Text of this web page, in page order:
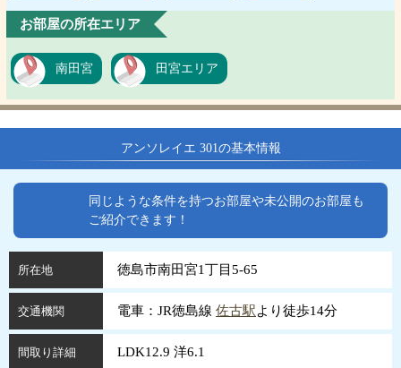
お部屋の所在エリア
南田宮 田宮エリア
アンソレイエ 301の基本情報
同じような条件を持つお部屋や未公開のお部屋も
ご紹介できます！
所在地 徳島市南田宮1丁目5-65
交通機関 電車：JR徳島線 佐古駅より徒歩14分
間取り詳細 LDK12.9 洋6.1